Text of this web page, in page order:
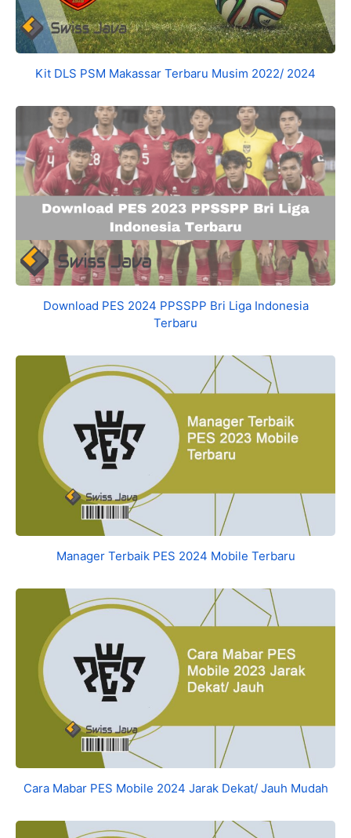
Kit DLS PSM Makassar Terbaru Musim 2022/ 2024
Download PES 2024 PPSSPP Bri Liga Indonesia
Terbaru
Manager Terbaik PES 2024 Mobile Terbaru
Cara Mabar PES Mobile 2024 Jarak Dekat/ Jauh Mudah